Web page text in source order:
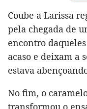
Coube a Larissa
pela chegada de
encontro
acaso e deixam a
estava
No fim, o
transformou o